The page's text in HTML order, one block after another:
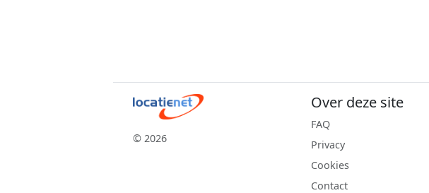
© 2026
Over deze site
FAQ
Privacy
Cookies
Contact